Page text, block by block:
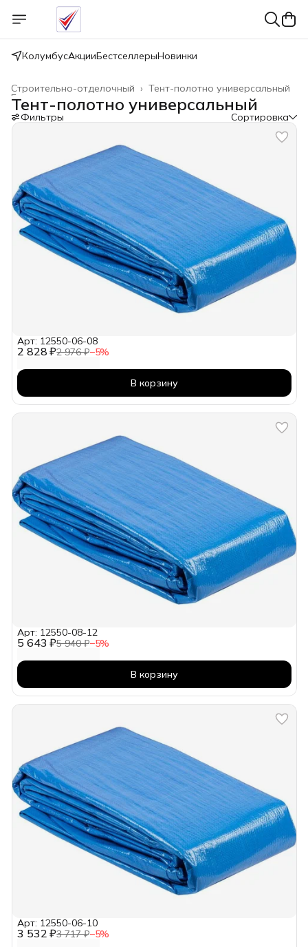
КолумбусАкцииБестселлерыНовинки
Тент-полотно универсальный
Строительно-отделочный ›
Главная
Тент-полотно универсальный
Фильтры Сортировка
2 828 ₽2 976 ₽−5%
Арт: 12550-06-08
В корзину
5 643 ₽5 940 ₽−5%
Арт: 12550-08-12
В корзину
3 532 ₽3 717 ₽−5%
Арт: 12550-06-10